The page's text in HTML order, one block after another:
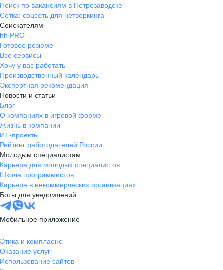
Поиск по вакансиям в Петрозаводске
Сетка: соцсеть для нетворкинга
Соискателям
hh PRO
Готовое резюме
Все сервисы
Хочу у вас работать
Производственный календарь
Экспертная рекомендация
Новости и статьи
Блог
О компаниях в игровой форме
Жизнь в компании
ИТ-проекты
Рейтинг работодателей России
Молодым специалистам
Карьера для молодых специалистов
Школа программистов
Карьера в некоммерческих организациях
Боты для уведомлений
Мобильное приложение
Этика и комплаенс
Оказание услуг
Использование сайтов